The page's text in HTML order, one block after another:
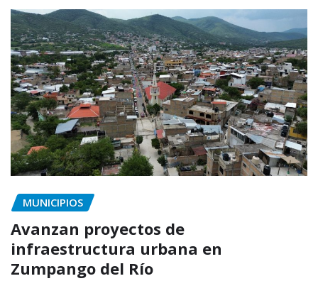
MUNICIPIOS
Avanzan proyectos de
infraestructura urbana en
Zumpango del Río